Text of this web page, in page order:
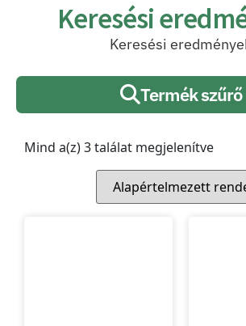
Keresési
Keresési
Termék szűrő
Mind a(z) 3 találat megjelenítve